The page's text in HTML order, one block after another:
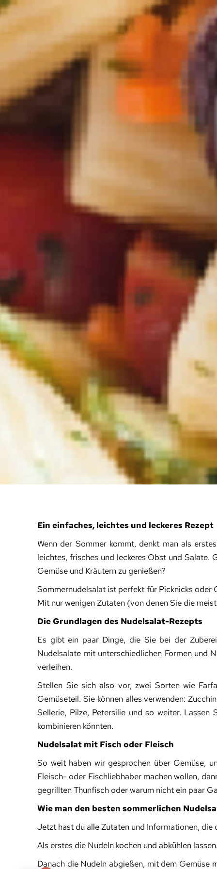
Ein einfaches, leichtes und leckeres Rezept
Wenn der Sommer kommt, denkt man als
leichtes, frisches und leckeres Obst und Salate.
Gemüse und Kräutern zu genießen?
Sommernudelsalat ist perfekt für Picknicks oder
Mit nur wenigen Zutaten (von denen Sie die
Die Grundlagen des Nudelsalat-Rezepts
Es gibt ein paar Dinge, die Sie bei der
Nudelsalate mit unterschiedlichen Formen und
verleihen.
Stellen Sie sich also vor, zwei Sorten wie
Gemüseteil. Sie können alles verwenden:
Sellerie, Pilze, Petersilie und so weiter. Lassen
kombinieren könnten.
Nudelsalat mit Fisch oder Fleisch
So weit haben wir gesprochen über Gemüse,
Fleisch- oder Fischliebhaber machen wollen,
gegrillten Thunfisch oder warum nicht ein paar
Wie man den besten sommerlichen
Jetzt hast du alle Zutaten und Informationen, die
Als erstes die Nudeln kochen und abkühlen
Danach die Nudeln abgießen, mit dem Gemüse